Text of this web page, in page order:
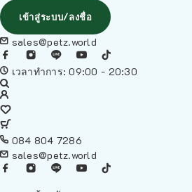
เข้าสู่ระบบ/ลงชื่อ
sales@petz.world
เวลาทำการ: 09:00 - 20:30
084 804 7286
sales@petz.world